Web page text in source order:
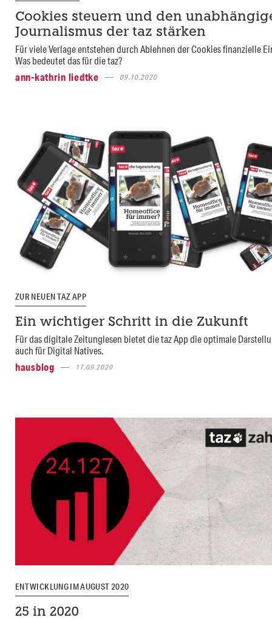
Cookies steuern und den
Journalismus der taz stärken
Für viele Verlage entstehen durch Ablehnen der Cookies finanzielle
Was bedeutet das für die taz?
ann-kathrin liedtke
09.10.2020
ZUR NEUEN TAZ APP
Ein wichtiger Schritt in die Zukunft
Für das digitale Zeitunglesen bietet die taz App die optimale
auch für Digital Natives.
hausblog
17.09.2020
ENTWICKLUNG IM AUGUST 2020
25 in 2020